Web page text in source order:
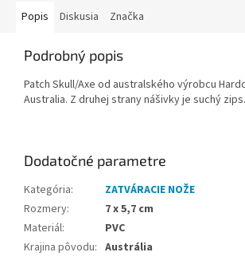
Popis Diskusia Značka
Podrobný popis
Patch Skull/Axe od australského výrobcu
Australia. Z druhej strany nášivky je suchý zips.
Dodatočné parametre
Kategória:
ZATVÁRACIE NOŽE
Rozmery:
7 x 5,7 cm
Materiál:
PVC
Krajina pôvodu: Austrália